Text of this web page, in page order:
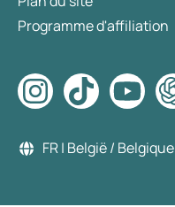
Programme d'affiliation
FR | België / Belgique